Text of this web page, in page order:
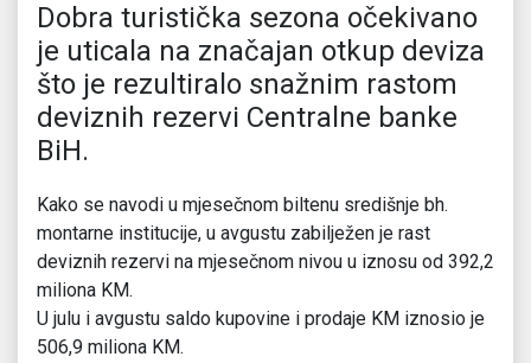
Dobra turistička sezona očekivano
je uticala na značajan otkup deviza
što je rezultiralo snažnim rastom
deviznih rezervi Centralne banke
BiH.
Kako se navodi u mjesečnom biltenu središnje bh.
montarne institucije, u avgustu zabilježen je rast
deviznih rezervi na mjesečnom nivou u iznosu od 392,2
miliona KM.
U julu i avgustu saldo kupovine i prodaje KM iznosio je
506,9 miliona KM.